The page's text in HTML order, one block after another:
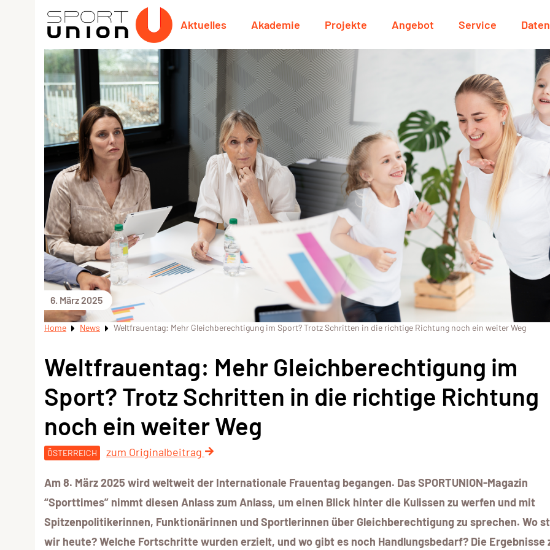
Aktuelles Akademie Projekte Angebot Service
6. März 2025
Home News Weltfrauentag: Mehr Gleichberechtigung im Sport? Trotz Schritten in die richtige Richtung noch ein weiter Weg
Weltfrauentag: Mehr Gleichberechtigung im
Sport? Trotz Schritten in die richtige Richtung
noch ein weiter Weg
ÖSTERREICH zum Originalbeitrag
Am 8. März 2025 wird weltweit der Internationale Frauentag begangen. Das SPORTUNION-Magazin
“Sporttimes” nimmt diesen Anlass zum Anlass, um einen Blick hinter die Kulissen zu werfen und mit
Spitzenpolitikerinnen, Funktionärinnen und Sportlerinnen über Gleichberechtigung zu sprechen. Wo
wir heute? Welche Fortschritte wurden erzielt, und wo gibt es noch Handlungsbedarf? Die Ergebnisse
UM DIE
WIEN